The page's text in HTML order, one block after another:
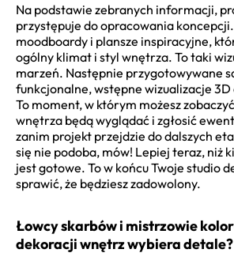
Na podstawie zebranych informacji,
przystępuje do opracowania
moodboardy i plansze inspiracyjne,
ogólny klimat i styl wnętrza. To taki
marzeń. Następnie przygotowywane
funkcjonalne, wstępne wizualizacje 3D
To moment, w którym możesz
wnętrza będą wyglądać i zgłosić
zanim projekt przejdzie do dalszych
się nie podoba, mów! Lepiej teraz, niż
jest gotowe. To w końcu Twoje studio
sprawić, że będziesz zadowolony.
Łowcy skarbów i mistrzowie
dekoracji wnętrz wybiera detale?